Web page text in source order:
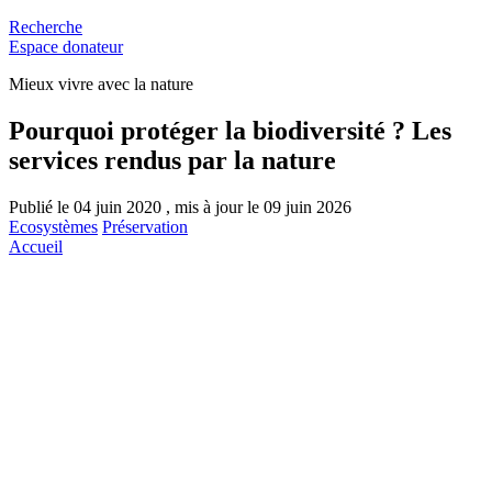
Recherche
Espace donateur
Mieux vivre avec la nature
Pourquoi protéger la biodiversité ? Les
services rendus par la nature
Publié le 04 juin 2020 , mis à jour le 09 juin 2026
Ecosystèmes Préservation
Accueil